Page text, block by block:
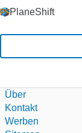
Download-
erlaubt nicht
PlaneShift
Über
Kontakt
Werben